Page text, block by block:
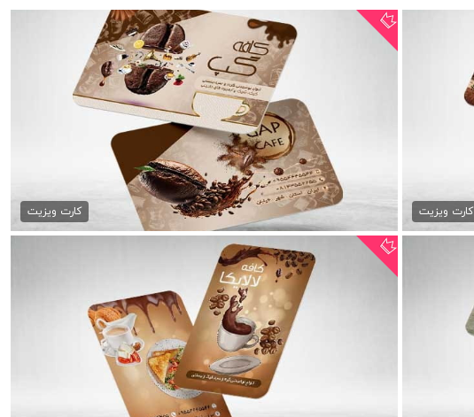
کارت ویزیت
کارت ویزیت کافی شاپ psd
79,000 تومان
کارت ویزیت
دانلود لایه باز کارت ویزیت...
79,000 تومان